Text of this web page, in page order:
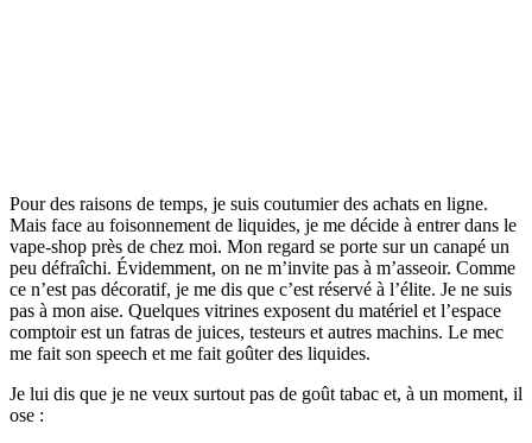
Pour des raisons de temps, je suis coutumier des achats en ligne.
Mais face au foisonnement de liquides, je me décide à entrer dans le
vape-shop près de chez moi. Mon regard se porte sur un canapé un
peu défraîchi. Évidemment, on ne m’invite pas à m’asseoir. Comme
ce n’est pas décoratif, je me dis que c’est réservé à l’élite. Je ne suis
pas à mon aise. Quelques vitrines exposent du matériel et l’espace
comptoir est un fatras de juices, testeurs et autres machins. Le mec
me fait son speech et me fait goûter des liquides.
Je lui dis que je ne veux surtout pas de goût tabac et, à un moment, il
ose :